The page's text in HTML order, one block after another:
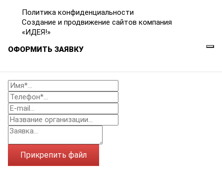
Политика конфиденциальности
Создание и продвижение сайтов компания
«ИДЕЯ!»
ОФОРМИТЬ ЗАЯВКУ
Прикрепить файл